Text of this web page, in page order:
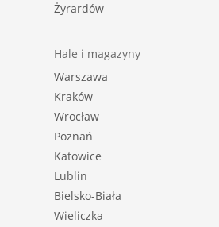
Żyrardów
Hale i magazyny
Warszawa
Kraków
Wrocław
Poznań
Katowice
Lublin
Bielsko-Biała
Wieliczka